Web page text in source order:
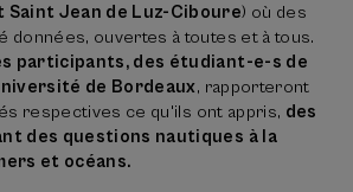
Saint Jean de Luz-Ciboure) où des
données, ouvertes à toutes et à tous.
participants, des étudiant-e-s de
de Bordeaux, rapporteront
respectives ce qu'ils ont appris, des
des questions nautiques à la
et océans.